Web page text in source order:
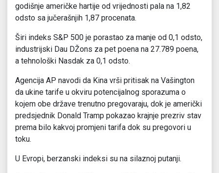
godišnje američke hartije od vrijednosti pala na 1,82
odsto sa jučerašnjih 1,87 procenata.
Širi indeks S&P 500 je porastao za manje od 0,1 odsto,
industrijski Dau DŽons za pet poena na 27.789 poena,
a tehnološki Nasdak za 0,1 odsto.
Agencija AP navodi da Kina vrši pritisak na Vašington
da ukine tarife u okviru potencijalnog sporazuma o
kojem obe države trenutno pregovaraju, dok je američki
predsjednik Donald Tramp pokazao krajnje prezriv stav
prema bilo kakvoj promjeni tarifa dok su pregovori u
toku.
U Evropi, berzanski indeksi su na silaznoj putanji.